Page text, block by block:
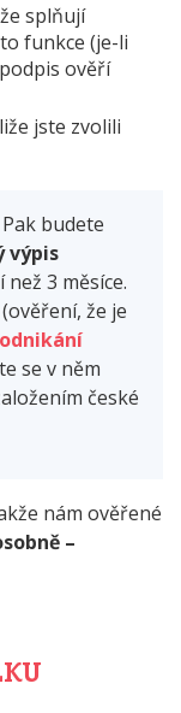
splňují
funkce (je-li
ověří
jste zvolili
Pak budete
výpis
3 měsíce.
(ověření, že je
se v něm
české
nám ověřené
–